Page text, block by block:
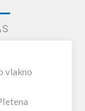
vlakno